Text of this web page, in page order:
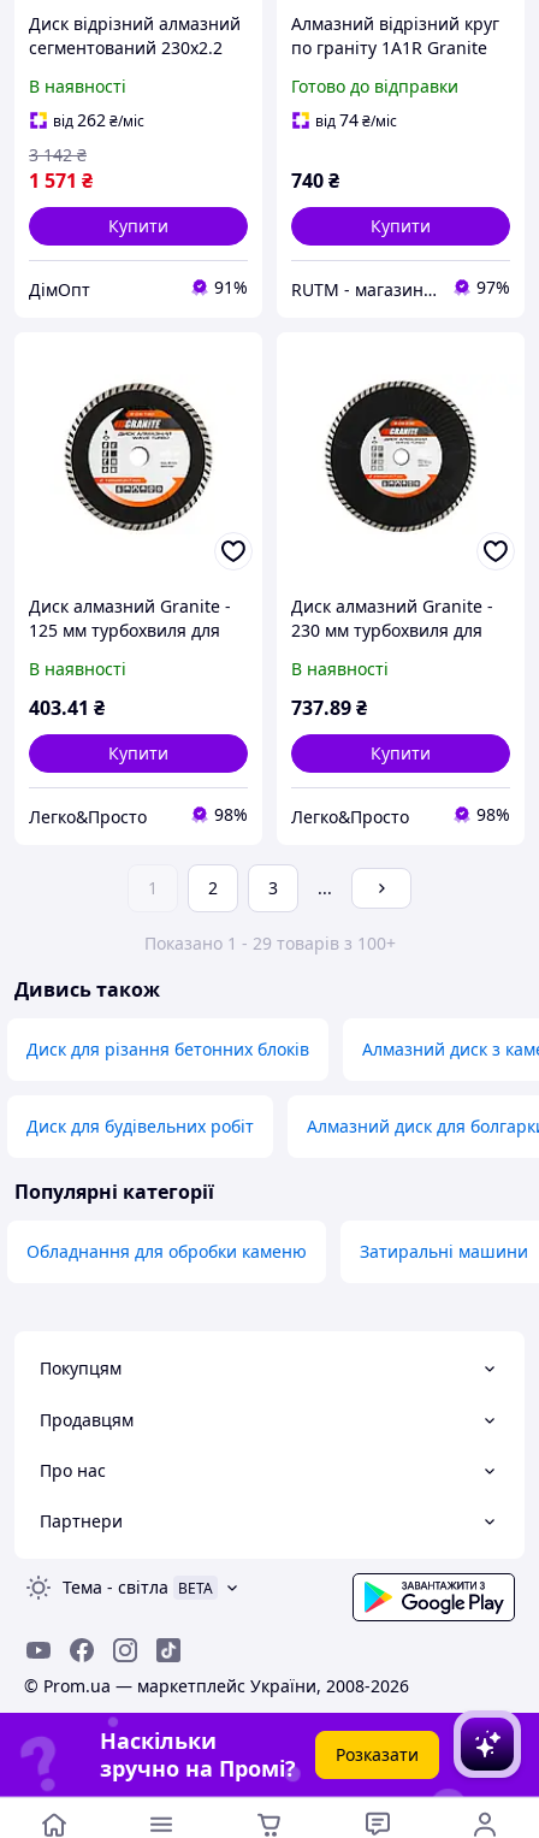
Диск відрізний алмазний
сегментований 230x2.2
каменю
В наявності
від262₴/міс
1 571 ₴
3 142 ₴
Купити
ДімОпт 91%
Алмазний відрізний круг
по граніту 1A1R Granite
Готово до відправки
від74₴/міс
740₴
Купити
RUTM - магазин якісних інструментів та обладнання 97%
Диск алмазний Granite -
125 мм турбохвиля для
каменю, граніту та
будівельних матеріалів
В наявності
403.41 ₴
Купити
Легко&Просто 98%
Диск алмазний Granite -
230 мм турбохвиля для
каменю, граніту та
будівельних матеріалів
В наявності
737.89₴
Купити
Легко&Просто 98%
1 2 3 ...
Показано 1 - 29 товарів з 100+
Дивись також
Диск для різання бетонних блоків Алмазний диск з
Диск для будівельних робіт Алмазний диск для
Популярні категорії
Обладнання для обробки каменю Затиральні машини
Покупцям
Продавцям
Про нас
Партнери
Тема - світла BETA
© Prom.ua — маркетплейс України, 2008-2026
Наскільки
зручно на Промі?
Розказати